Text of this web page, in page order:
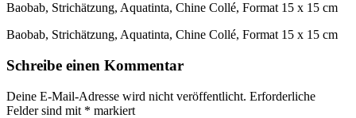
Baobab, Strichätzung, Aquatinta, Chine Collé, Format 15 x 15 cm
Baobab, Strichätzung, Aquatinta, Chine Collé, Format 15 x 15 cm
Schreibe einen Kommentar
Deine E-Mail-Adresse wird nicht veröffentlicht. Erforderliche
Felder sind mit * markiert